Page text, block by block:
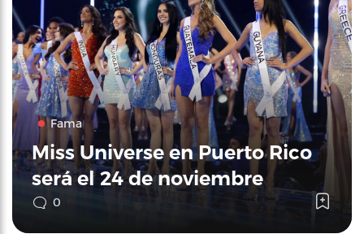
Fama
Miss Universe en Puerto Rico
será el 24 de noviembre
0